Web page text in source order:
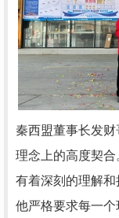
秦西盟董事长发
理念上的高度契
有着深刻的理解和
他严格要求每一